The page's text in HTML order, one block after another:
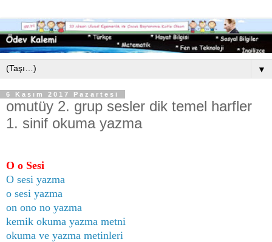
▼
6 Kasım 2017 Pazartesi
omutüy 2. grup sesler dik temel harfler
1. sinif okuma yazma
O o Sesi
O sesi yazma
o sesi yazma
on ono no yazma
kemik okuma yazma metni
okuma ve yazma metinleri